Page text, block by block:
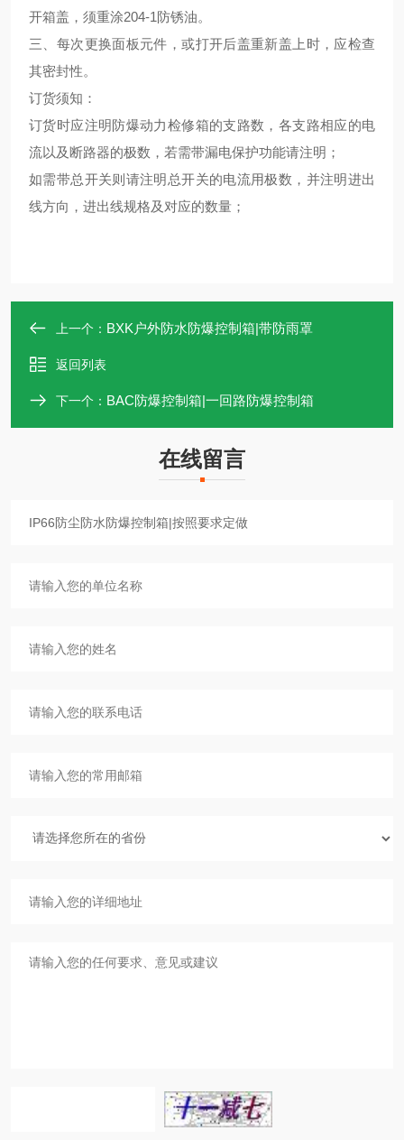
开箱盖，须重涂204-1防锈油。
三、每次更换面板元件，或打开后盖重新盖上时，应检查
其密封性。
订货须知：
订货时应注明防爆动力检修箱的支路数，各支路相应的电
流以及断路器的极数，若需带漏电保护功能请注明；
如需带总开关则请注明总开关的电流用极数，并注明进出
线方向，进出线规格及对应的数量；
上一个： BXK户外防水防爆控制箱|带防雨罩
返回列表
下一个： BAC防爆控制箱|一回路防爆控制箱
在线留言